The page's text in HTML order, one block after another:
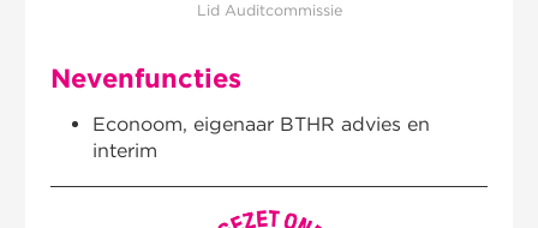
kwaliteit
Lid Auditcommissie
Nevenfuncties
Econoom, eigenaar BTHR advies en
interim